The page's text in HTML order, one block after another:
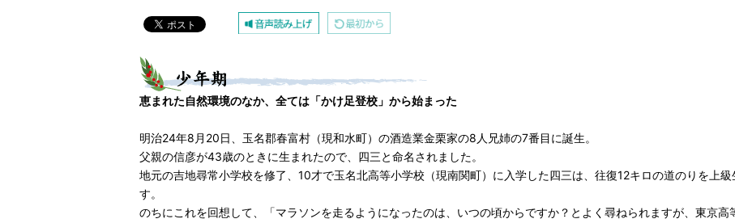
恵まれた自然環境のなか、全ては「かけ足登校」から始まった
明治24年8月20日、玉名郡春富村（現和水町）の酒造業金栗家の8人兄姉の7番目に誕生。
父親の信彦が43歳のときに生まれたので、四三と命名されました。
地元の吉地尋常小学校を修了、10才で玉名北高等小学校（現南関町）に入学した四三は、往復12キロの道のりを上
す。
のちにこれを回想して、「マラソンを走るようになったのは、いつの頃からですか？とよく尋ねられますが、東京